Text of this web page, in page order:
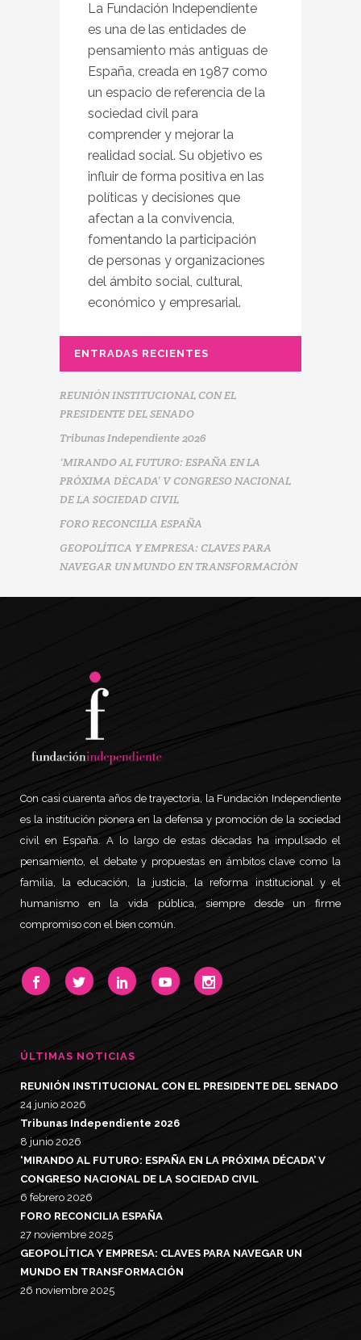
La Fundación Independiente
es una de las entidades de
pensamiento más antiguas de
España, creada en 1987 como
un espacio de referencia de la
sociedad civil para
comprender y mejorar la
realidad social. Su objetivo es
influir de forma positiva en las
políticas y decisiones que
afectan a la convivencia,
fomentando la participación
de personas y organizaciones
del ámbito social, cultural,
económico y empresarial.
ENTRADAS RECIENTES
REUNIÓN INSTITUCIONAL CON EL
PRESIDENTE DEL SENADO
Tribunas Independiente 2026
‘MIRANDO AL FUTURO: ESPAÑA EN LA
PRÓXIMA DÉCADA’ V CONGRESO NACIONAL
DE LA SOCIEDAD CIVIL
FORO RECONCILIA ESPAÑA
GEOPOLÍTICA Y EMPRESA: CLAVES PARA
NAVEGAR UN MUNDO EN TRANSFORMACIÓN
Con casi cuarenta años de trayectoria, la Fundación Independiente
es la institución pionera en la defensa y promoción de la sociedad
civil en España. A lo largo de estas décadas ha impulsado el
pensamiento, el debate y propuestas en ámbitos clave como la
familia, la educación, la justicia, la reforma institucional y el
humanismo en la vida pública, siempre desde un firme
compromiso con el bien común.
ÚLTIMAS NOTICIAS
REUNIÓN INSTITUCIONAL CON EL PRESIDENTE DEL SENADO
24 junio 2026
Tribunas Independiente 2026
8 junio 2026
‘MIRANDO AL FUTURO: ESPAÑA EN LA PRÓXIMA DÉCADA’ V
CONGRESO NACIONAL DE LA SOCIEDAD CIVIL
6 febrero 2026
FORO RECONCILIA ESPAÑA
27 noviembre 2025
GEOPOLÍTICA Y EMPRESA: CLAVES PARA NAVEGAR UN
MUNDO EN TRANSFORMACIÓN
26 noviembre 2025